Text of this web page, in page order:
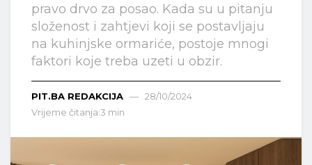
pravo drvo za posao. Kada su u pitanju
složenost i zahtjevi koji se postavljaju
na kuhinjske ormariće, postoje mnogi
faktori koje treba uzeti u obzir.
PIT.BA REDAKCIJA
28/10/2024
Vrijeme čitanja:3 min